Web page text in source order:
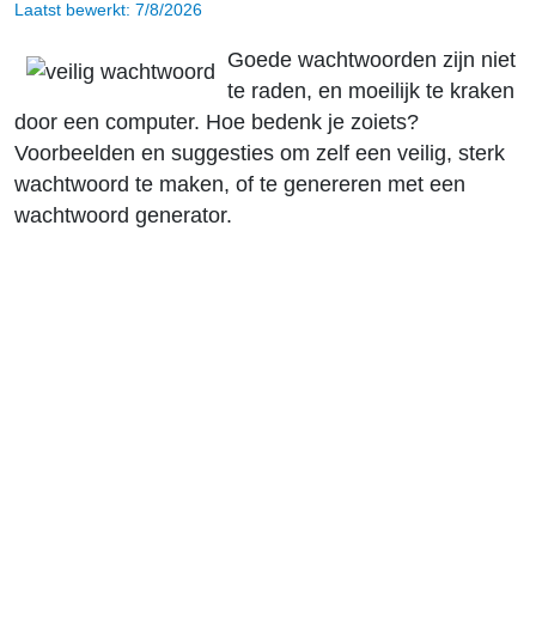
Laatst bewerkt: 7/8/2026
Goede wachtwoorden zijn niet
te raden, en moeilijk te kraken
door een computer. Hoe bedenk je zoiets?
Voorbeelden en suggesties om zelf een veilig, sterk
wachtwoord te maken, of te genereren met een
wachtwoord generator.